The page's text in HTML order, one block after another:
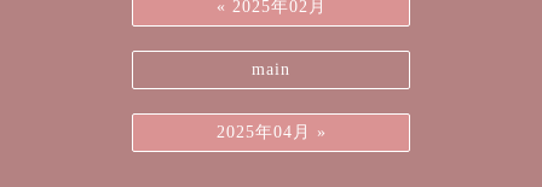
« 2025年02月
main
2025年04月 »